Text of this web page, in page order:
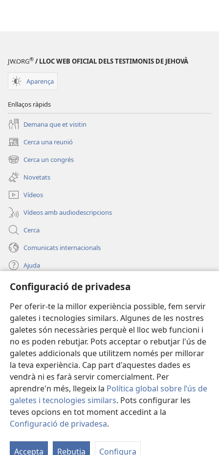
Configuració de privadesa
Per oferir-te la millor experiència possible, fem servir
galetes i tecnologies similars. Algunes de les nostres
galetes són necessàries perquè el lloc web funcioni i
no es poden rebutjar. Pots acceptar o rebutjar l'ús de
galetes addicionals que utilitzem només per millorar
la teva experiència. Cap part d'aquestes dades es
vendrà ni es farà servir comercialment. Per
aprendre'n més, llegeix la Política global sobre l’ús de
galetes i tecnologies similars. Pots configurar les
teves opcions en tot moment accedint a la
Configuració de privadesa.
Accepta Rebutja Configura
JW.ORG® / LLOC WEB OFICIAL DELS TESTIMONIS DE JEHOVÀ
Aparença
Enllaços ràpids
Demana que et visitin
Cerca una reunió
(obre
una
finestra
nova)
Cerca un congrés
(obre
una
finestra
nova)
Novetats
Vídeos
Vídeos amb audiodescripcions
Cerca
Comunicats internacionals
Ajuda
Donacions
una
nova)
BIBLIOTECA EN LÍNIA Watchtower™
(obre
una
finestra
nova)
JW Hub
(obre
una
finestra
®
Copyright© 2026 Watch Tower Bible and Tract Society of Pennsylvania.
CONDICIONS D'ÚS|POLÍTICA DE PRIVADESA